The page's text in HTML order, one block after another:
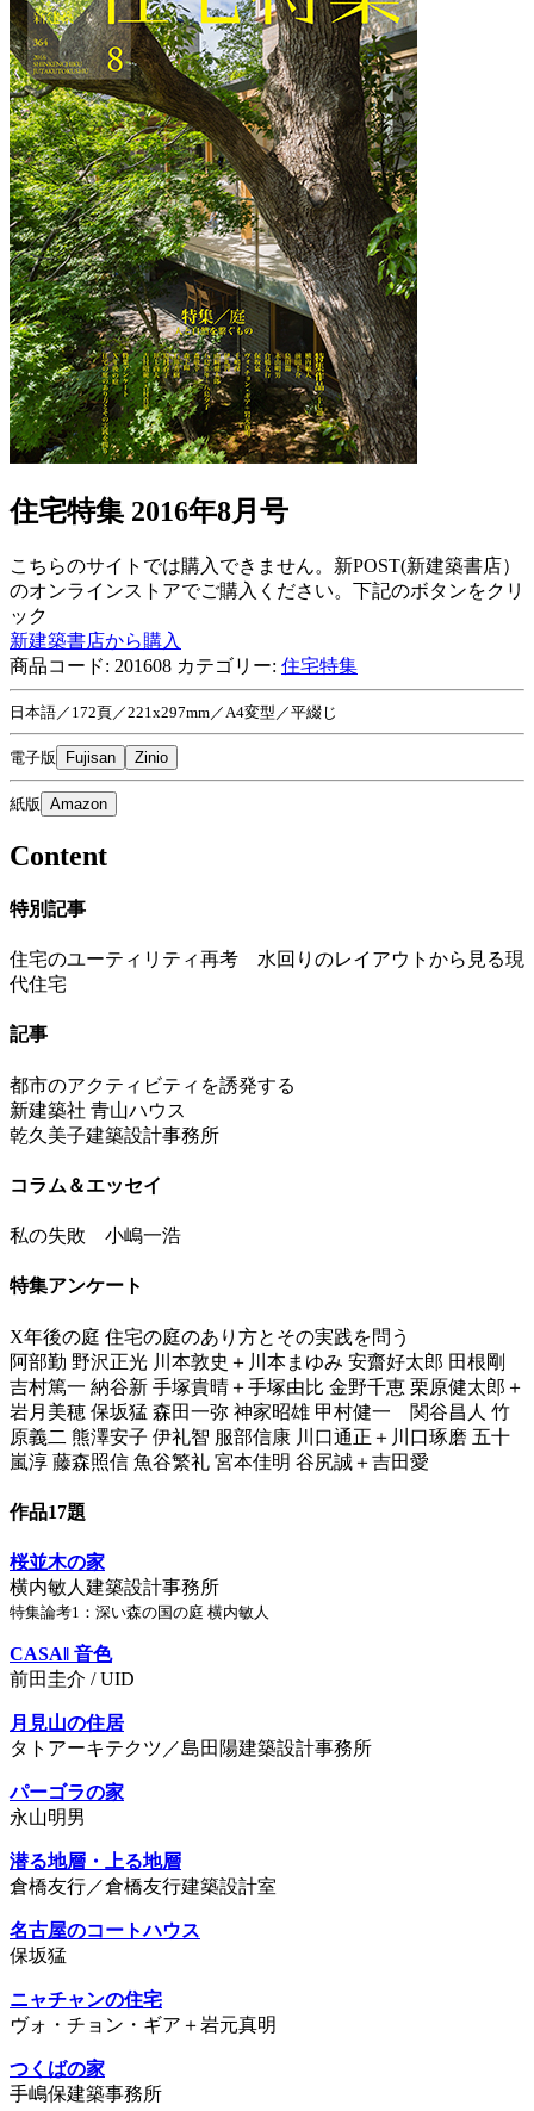
住宅特集 2016年8月号
こちらのサイトでは購入できません。新POST(新建築書店）
のオンラインストアでご購入ください。下記のボタンをクリ
ック
新建築書店から購入
商品コード: 201608 カテゴリー: 住宅特集
日本語／172頁／221x297mm／A4変型／平綴じ
電子版 Fujisan Zinio
紙版 Amazon
Content
特別記事
住宅のユーティリティ再考 水回りのレイアウトから見る現
代住宅
記事
都市のアクティビティを誘発する
新建築社 青山ハウス
乾久美子建築設計事務所
コラム＆エッセイ
私の失敗 小嶋一浩
特集アンケート
X年後の庭 住宅の庭のあり方とその実践を問う
阿部勤 野沢正光 川本敦史＋川本まゆみ 安齋好太郎 田根剛
吉村篤一 納谷新 手塚貴晴＋手塚由比 金野千恵 栗原健太郎＋
岩月美穂 保坂猛 森田一弥 神家昭雄 甲村健一 関谷昌人 竹
原義二 熊澤安子 伊礼智 服部信康 川口通正＋川口琢磨 五十
嵐淳 藤森照信 魚谷繁礼 宮本佳明 谷尻誠＋吉田愛
作品17題
桜並木の家
横内敏人建築設計事務所
特集論考1：深い森の国の庭 横内敏人
CASA‖ 音色
前田圭介 / UID
月見山の住居
タトアーキテクツ／島田陽建築設計事務所
パーゴラの家
永山明男
潜る地層・上る地層
倉橋友行／倉橋友行建築設計室
名古屋のコートハウス
保坂猛
ニャチャンの住宅
ヴォ・チョン・ギア＋岩元真明
つくばの家
手嶋保建築事務所